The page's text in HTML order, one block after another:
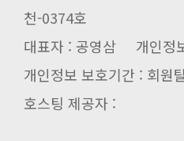
천-0374호
대표자 : 공영삼 개인정
개인정보 보호기간 : 회원
호스팅 제공자 :